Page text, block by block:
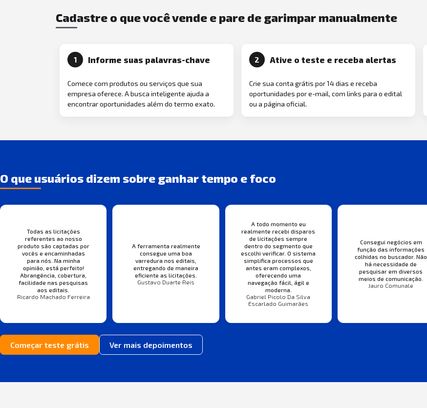
Cadastre o que você vende e pare de garimpar manualmente
1 Informe suas palavras-chave
Comece com produtos ou serviços que sua
empresa oferece. A busca inteligente ajuda a
encontrar oportunidades além do termo exato.
2 Ative o teste e receba alertas
Crie sua conta grátis por 14 dias e receba
oportunidades por e-mail, com links para o edital
ou a página oficial.
O que usuários dizem sobre ganhar tempo e foco
Todas as licitações
referentes ao nosso
produto são captadas por
vocês e encaminhadas
para nós. Na minha
opinião, está perfeito!
Abrangência, cobertura,
facilidade nas pesquisas
aos editais.
Ricardo Machado Ferreira
A ferramenta realmente
consegue uma boa
varredura nos editais,
entregando de maneira
eficiente as licitações.
Gustavo Duarte Reis
A todo momento eu
realmente recebi disparos
de licitações sempre
dentro do segmento que
escolhi verificar. O sistema
simplifica processos que
antes eram complexos,
oferecendo uma
navegação fácil, ágil e
moderna.
Gabriel Picolo Da Silva
Escarlado Guimarães
Consegui negócios em
função das informações
colhidas no buscador. Não
há necessidade de
pesquisar em diversos
meios de comunicação.
Jauro Comunale
Começar teste grátis Ver mais depoimentos